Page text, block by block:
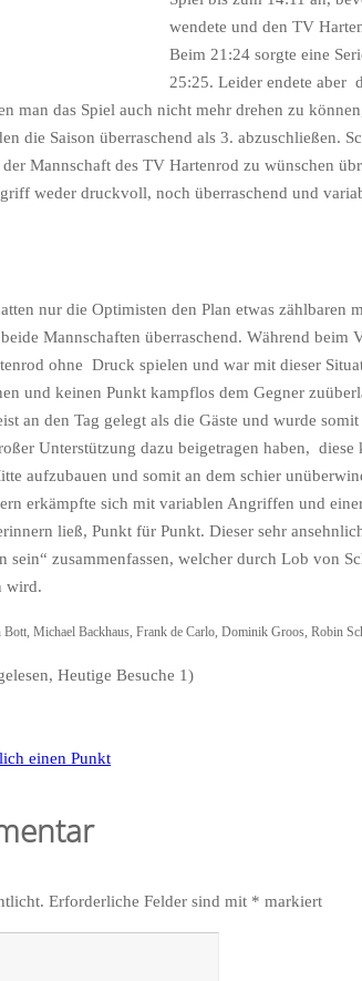
wendete und den TV
Beim 21:24 sorgte eine
25:25. Leider endete aber
man das Spiel auch nicht mehr drehen zu
die Saison überraschend als 3. abzuschließen.
Mannschaft des TV Hartenrod zu wünschen
weder druckvoll, noch überraschend und
nur die Optimisten den Plan etwas zählbaren
Mannschaften überraschend. Während beim
ohne Druck spielen und war mit dieser
und keinen Punkt kampflos dem Gegner
an den Tag gelegt als die Gäste und wurde
Unterstützung dazu beigetragen haben, diese
aufzubauen und somit an dem schier
erkämpfte sich mit variablen Angriffen und
ließ, Punkt für Punkt. Dieser sehr
sein“ zusammenfassen, welcher durch Lob von
wird.
Bott, Michael Backhaus, Frank de Carlo, Dominik Groos, Robin
Heutige Besuche 1)
einen Punkt
Erforderliche Felder sind mit * markiert